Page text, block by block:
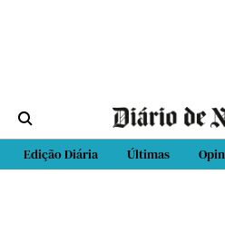
Edição Diária Últimas